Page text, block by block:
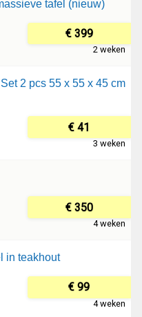
tafel (nieuw)
€ 399
2 weken
2 pcs 55 x 55 x 45 cm
€ 41
3 weken
€ 350
4 weken
in teakhout
€ 99
4 weken